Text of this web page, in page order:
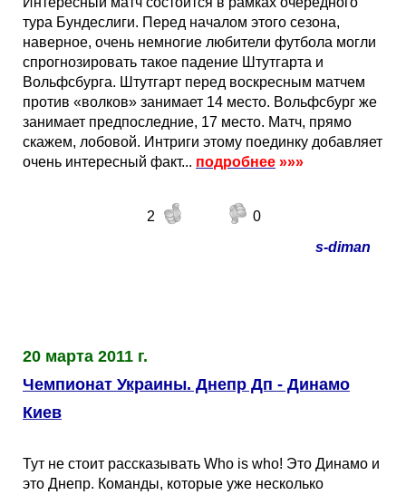
тура Бундеслиги. Перед началом этого сезона,
наверное, очень немногие любители футбола могли
спрогнозировать такое падение Штутгарта и
Вольфсбурга. Штутгарт перед воскресным матчем
против «волков» занимает 14 место. Вольфсбург же
занимает предпоследние, 17 место. Матч, прямо
скажем, лобовой. Интриги этому поединку добавляет
очень интересный факт... подробнее »»»
2
0
s-diman
20 марта 2011 г.
Чемпионат Украины. Днепр Дп - Динамо
Киев
Тут не стоит рассказывать Who is who! Это Динамо и
это Днепр. Команды, которые уже несколько